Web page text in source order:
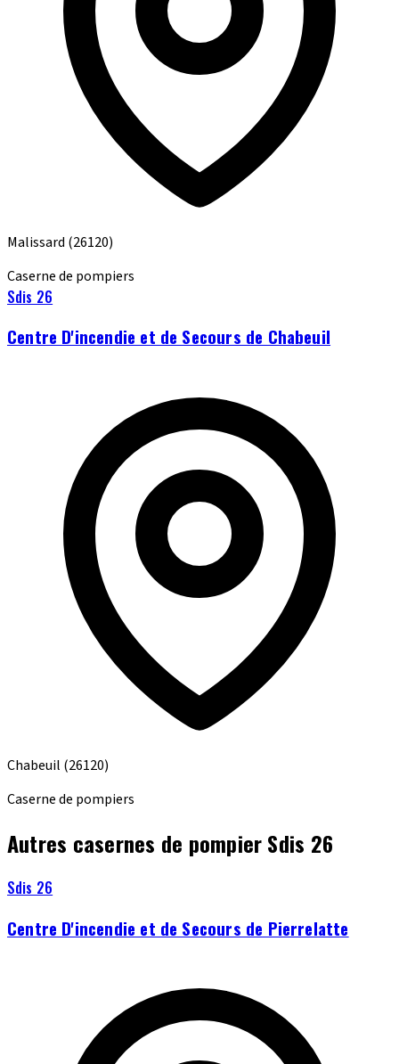
Malissard (26120)
Caserne de pompiers
Sdis 26
Centre D'incendie et de Secours de Chabeuil
Chabeuil (26120)
Caserne de pompiers
Autres casernes de pompier Sdis 26
Sdis 26
Centre D'incendie et de Secours de Pierrelatte